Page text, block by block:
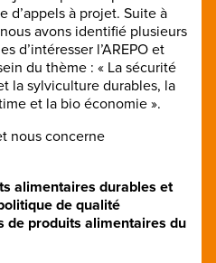
d’appels à projet. Suite à
avons identifié plusieurs
d’intéresser l’AREPO et
du thème : « La sécurité
la sylviculture durables, la
et la bio économie ».
nous concerne
alimentaires durables et
de qualité
de produits alimentaires du